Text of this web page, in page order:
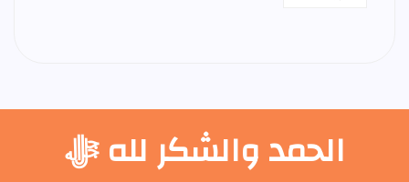
الحمد والشكر لله ﷻ